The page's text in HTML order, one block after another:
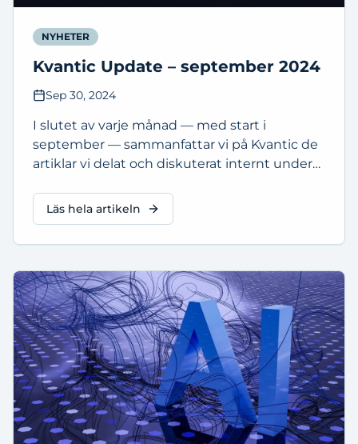
NYHETER
Kvantic Update – september 2024
Sep 30, 2024
I slutet av varje månad — med start i
september — sammanfattar vi på Kvantic de
artiklar vi delat och diskuterat internt under
tycker är viktigt, och dela med oss.
Läs hela artikeln